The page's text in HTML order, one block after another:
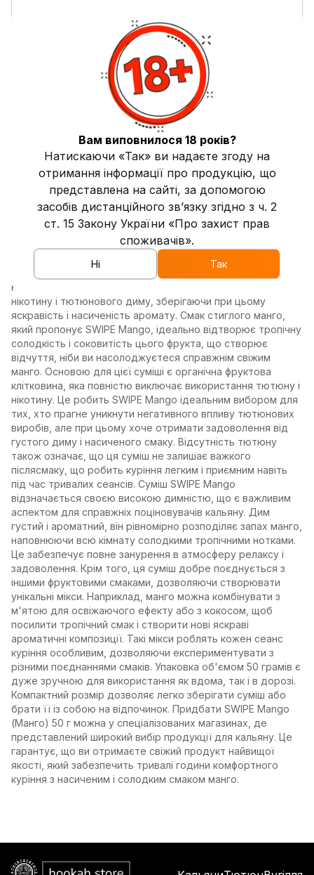
Жаростійкість
Країна виробник Україна
Опис
Безтютюнова суміш SWIPE Mango (Манго) 50 г — це
ароматний продукт, який пропонує насичений смак
стиглого манго, що дарує справжню насолоду під час
куріння кальяну. Ця суміш створена для тих, хто хоче
насолоджуватися приємним кальянним досвідом без
нікотину і тютюнового диму, зберігаючи при цьому
яскравість і насиченість аромату. Смак стиглого манго,
який пропонує SWIPE Mango, ідеально відтворює тропічну
солодкість і соковитість цього фрукта, що створює
відчуття, ніби ви насолоджуєтеся справжнім свіжим
манго. Основою для цієї суміші є органічна фруктова
клітковина, яка повністю виключає використання тютюну і
нікотину. Це робить SWIPE Mango ідеальним вибором для
тих, хто прагне уникнути негативного впливу тютюнових
виробів, але при цьому хоче отримати задоволення від
густого диму і насиченого смаку. Відсутність тютюну
також означає, що ця суміш не залишає важкого
післясмаку, що робить куріння легким і приємним навіть
під час тривалих сеансів. Суміш SWIPE Mango
відзначається своєю високою димністю, що є важливим
аспектом для справжніх поціновувачів кальяну. Дим
густий і ароматний, він рівномірно розподіляє запах манго,
наповнюючи всю кімнату солодкими тропічними нотками.
Це забезпечує повне занурення в атмосферу релаксу і
задоволення. Крім того, ця суміш добре поєднується з
іншими фруктовими смаками, дозволяючи створювати
унікальні мікси. Наприклад, манго можна комбінувати з
м'ятою для освіжаючого ефекту або з кокосом, щоб
посилити тропічний смак і створити нові яскраві
ароматичні композиції. Такі мікси роблять кожен сеанс
куріння особливим, дозволяючи експериментувати з
різними поєднаннями смаків. Упаковка об'ємом 50 грамів є
дуже зручною для використання як вдома, так і в дорозі.
Компактний розмір дозволяє легко зберігати суміш або
брати її із собою на відпочинок. Придбати SWIPE Mango
(Манго) 50 г можна у спеціалізованих магазинах, де
представлений широкий вибір продукції для кальяну. Це
гарантує, що ви отримаєте свіжий продукт найвищої
якості, який забезпечить тривалі години комфортного
куріння з насиченим і солодким смаком манго.
Вам виповнилося 18 років?
Натискаючи «Так» ви надаєте згоду на
отримання інформації про продукцію, що
представлена на сайті, за допомогою
засобів дистанційного зв’язку згідно з ч. 2
ст. 15 Закону України «Про захист прав
споживачів».
Ні Так